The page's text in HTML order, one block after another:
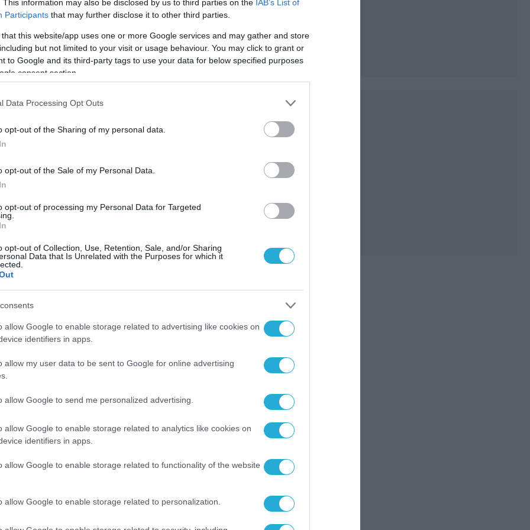
This information may also be disclosed by us to third parties on the IAB’s List of
Participants that may further disclose it to other third parties.
that this website/app uses one or more Google services and may gather and store
but not limited to your visit or usage behaviour. You may click to grant or
to Google and its third-party tags to use your data for below specified purposes
consent section.
Data Processing Opt Outs
opt-out of the Sharing of my personal data.
opt-out of the Sale of my Personal Data.
opt-out of processing my Personal Data for Targeted
opt-out of Collection, Use, Retention, Sale, and/or Sharing
Data that Is Unrelated with the Purposes for which it
allow Google to enable storage related to advertising like cookies on
identifiers in apps.
allow my user data to be sent to Google for online advertising
allow Google to send me personalized advertising.
allow Google to enable storage related to analytics like cookies on
identifiers in apps.
allow Google to enable storage related to functionality of the website
allow Google to enable storage related to personalization.
| 11:35
Γιονγκ Ουν: «Ιερό μας καθήκον η
στη Ρωσία αν δεχθεί επίθεση από
της Δύσης»
της Βόρειας Κορέας δηλώνει έτοιμος να στείλει
για την υπεράσπιση της Μόσχας
| 07:46
Ο Κιμ Γιονγκ Ουν επιθεώρησε
αρμάτων μάχης (φώτο)
ηγέτης τα τελευταία χρόνια προωθεί την
των ενόπλων δυνάμεων της χώρας του
| 16:24
Δορυφόρος κατέγραψε το νέο
πολεμικό πλοίο του Κιμ Γιονγκ Ουν
φωτογραφία δείχνει το πλοίο υπό ναυπήγηση στο νερό στο
Nampo στη δυτική ακτή της Βόρειας Κορέας